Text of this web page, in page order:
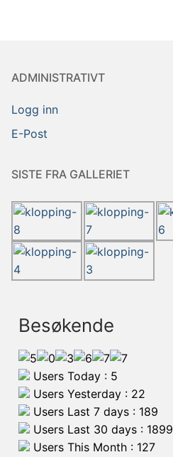
ADMINISTRATIVT
Logg inn
E-Post
SISTE FRA GALLERIET
Besøkende
Users Today : 5
Users Yesterday : 22
Users Last 7 days : 189
Users Last 30 days : 1899
Users This Month : 127